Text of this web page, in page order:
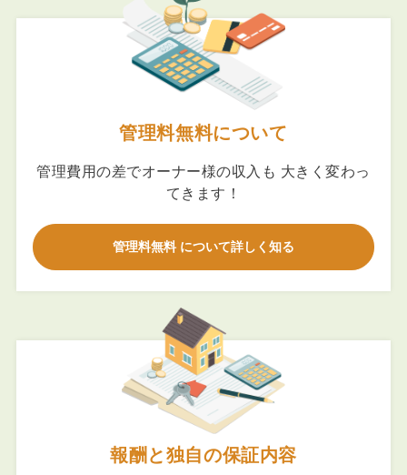
管理料無料について
管理費用の差でオーナー様の収入も 大きく変わっ
てきます！
管理料無料 について詳しく知る
報酬と独自の保証内容